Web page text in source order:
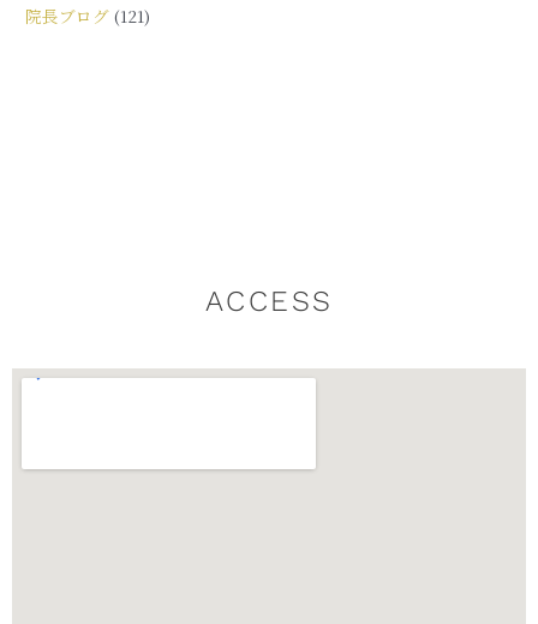
院長ブログ (121)
ACCESS